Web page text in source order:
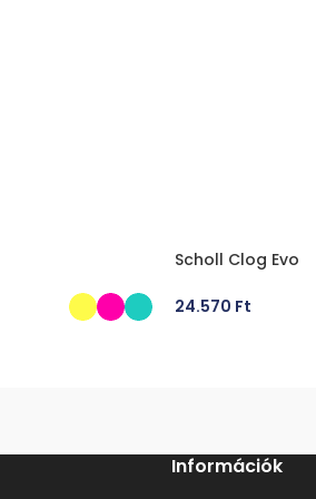
Scholl Clog Evo
24.570 Ft
Információk